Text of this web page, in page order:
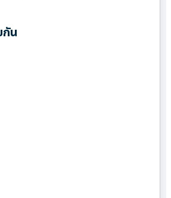
น